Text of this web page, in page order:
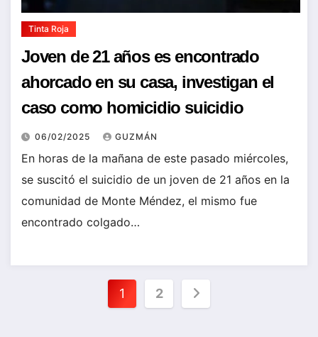
Tinta Roja
Joven de 21 años es encontrado
ahorcado en su casa, investigan el
caso como homicidio suicidio
06/02/2025 GUZMÁN
En horas de la mañana de este pasado miércoles,
se suscitó el suicidio de un joven de 21 años en la
comunidad de Monte Méndez, el mismo fue
encontrado colgado…
Paginación
1 2